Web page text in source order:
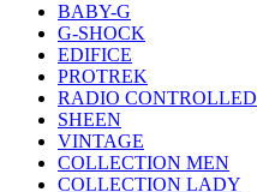
BABY-G
G-SHOCK
EDIFICE
PROTREK
RADIO CONTROLLED
SHEEN
VINTAGE
COLLECTION MEN
COLLECTION LADY